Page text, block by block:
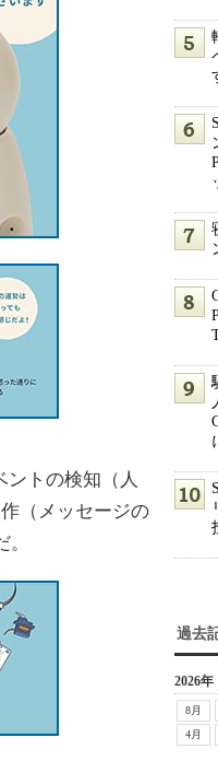
ントの検知（人
（メッセージの
過去
2026年
8月
4月